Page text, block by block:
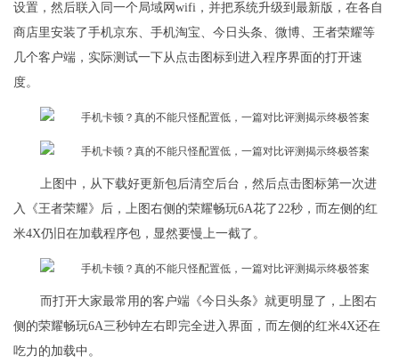
设置，然后联入同一个局域网wifi，并把系统升级到最新版，在各自
商店里安装了手机京东、手机淘宝、今日头条、微博、王者荣耀等
几个客户端，实际测试一下从点击图标到进入程序界面的打开速
度。
上图中，从下载好更新包后清空后台，然后点击图标第一次进
入《王者荣耀》后，上图右侧的荣耀畅玩6A花了22秒，而左侧的红
米4X仍旧在加载程序包，显然要慢上一截了。
而打开大家最常用的客户端《今日头条》就更明显了，上图右
侧的荣耀畅玩6A三秒钟左右即完全进入界面，而左侧的红米4X还在
吃力的加载中。